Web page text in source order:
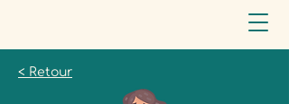
< Retour